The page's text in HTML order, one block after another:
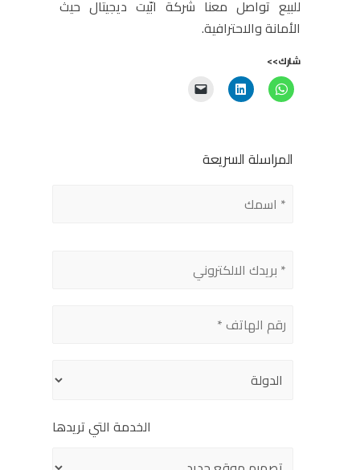
للبيع تواصل معنا شركة ابّيت ديجيتال حيث
الأمانة والاحترافية.
شارك>>
المراسلة السريعة
الخدمة التي تريدها